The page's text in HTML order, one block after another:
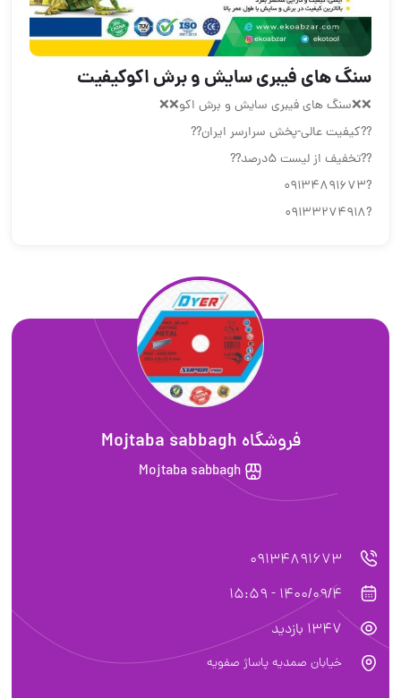
سنگ های فیبری سایش و برش اکوکیفیت
❌❌سنگ های فیبری سایش و برش اکو❌❌
??کیفیت عالی-پخش سرارسر ایران??
??تخفیف از لیست 5درصد??
?۰۹۱۳۴۸۹۱۶۷۳
?۰۹۱۳۳۲۷۴۹۱۸
فروشگاه Mojtaba sabbagh
Mojtaba sabbagh
09134891673
1400/09/4 - 15:59
1347 بازدید
خیابان صمدیه پاساژ صفویه